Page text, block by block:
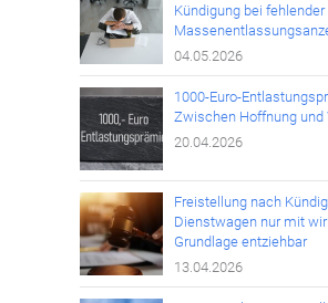
Kündigung bei fehlender
den Arbeitgeber
04.05.2026
1000-Euro-
Zwischen Hoffnung und
20.04.2026
Freistellung nach
Dienstwagen nur mit
Grundlage entziehbar
13.04.2026